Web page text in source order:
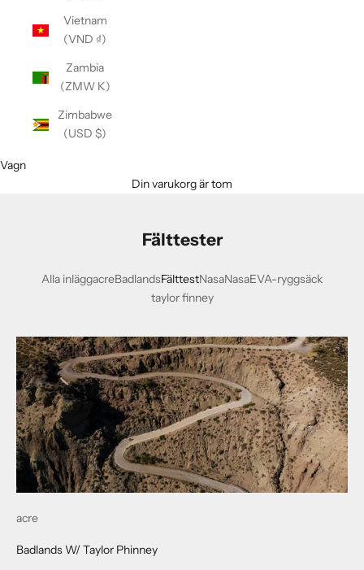
Vietnam
(VND ₫)
Zambia
(ZMW K)
Zimbabwe
(USD $)
Vagn
Din varukorg är tom
Fälttester
Alla inläggacreBadlandsFälttestNasaNasaEVA-ryggsäck
taylor finney
acre
Badlands W/ Taylor Phinney